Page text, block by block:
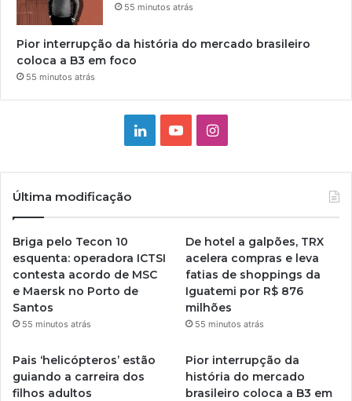
55 minutos atrás
Pior interrupção da história do mercado brasileiro
coloca a B3 em foco
55 minutos atrás
LinkedinYouTubeInstagram
Última modificação
Briga pelo Tecon 10
esquenta: operadora ICTSI
contesta acordo de MSC
e Maersk no Porto de
Santos
55 minutos atrás
De hotel a galpões, TRX
acelera compras e leva
fatias de shoppings da
Iguatemi por R$ 876
milhões
55 minutos atrás
Pais ‘helicópteros’ estão
guiando a carreira dos
filhos adultos
Pior interrupção da
história do mercado
brasileiro coloca a B3 em